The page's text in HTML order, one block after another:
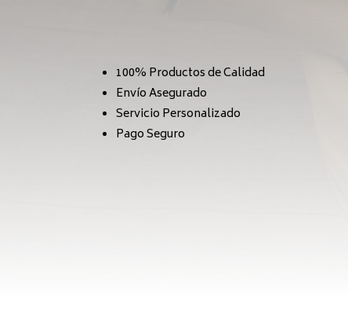
100% Productos de Calidad
Envío Asegurado
Servicio Personalizado
Pago Seguro